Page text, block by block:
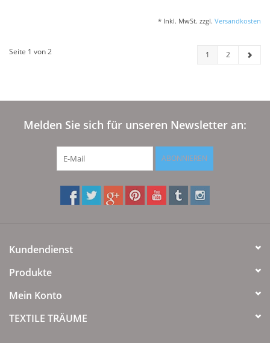
* Inkl. MwSt. zzgl. Versandkosten
Seite 1 von 2 1 2
Melden Sie sich für unseren Newsletter an:
ABONNIEREN
Kundendienst
Produkte
Mein Konto
TEXTILE TRÄUME